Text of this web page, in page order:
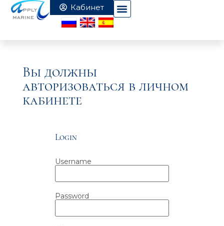
Вы должны
авторизоваться в личном
кабинете
Login
Username
Password